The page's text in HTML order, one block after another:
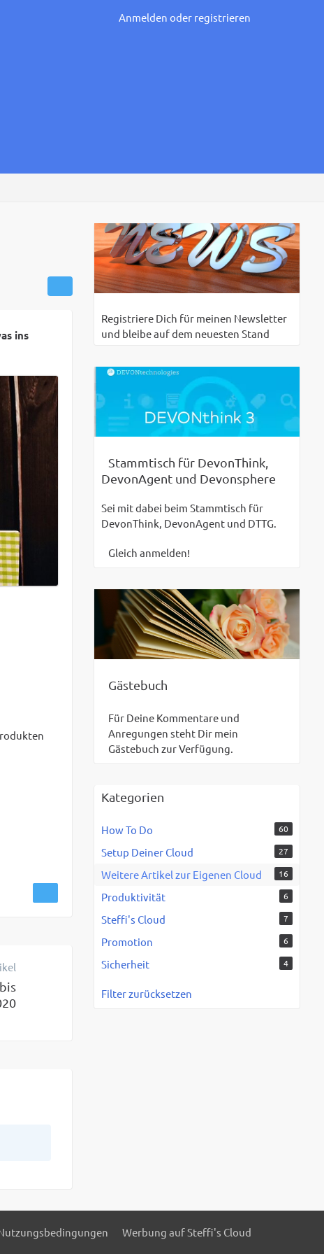
Anmelden oder registrieren
ins
Registriere Dich für meinen Newsletter
und bleibe auf dem neuesten Stand
Stammtisch für DevonThink,
DevonAgent und Devonsphere
Sei mit dabei beim Stammtisch für
DevonThink, DevonAgent und DTTG.
Gleich anmelden!
Gästebuch
Für Deine Kommentare und
Anregungen steht Dir mein
Gästebuch zur Verfügung.
Kategorien
How To Do 60
Setup Deiner Cloud 27
Weitere Artikel zur Eigenen Cloud 16
Produktivität 6
Steffi's Cloud 7
Promotion 6
Sicherheit 4
Filter zurücksetzen
Werbung auf Steffi's Cloud